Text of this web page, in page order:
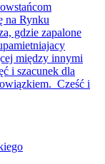
na Rynku
gdzie zapalone
między innymi
i szacunek dla
Cześć i